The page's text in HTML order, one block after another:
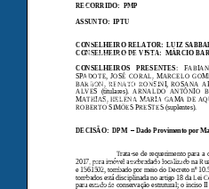
Piracicaba
Transparência
Câmara de
Vereadores de
Advogados de São
Paulo